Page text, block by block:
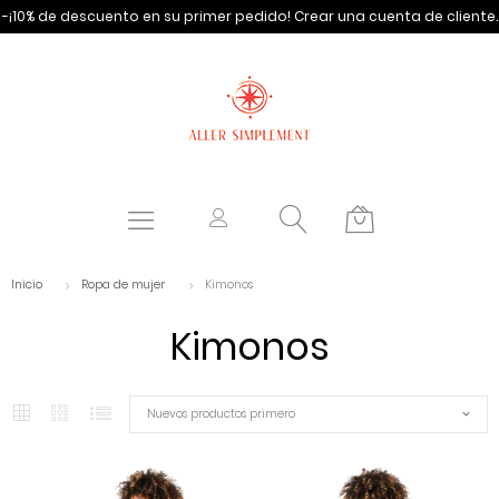
-¡10% de descuento en su primer pedido! Crear una cuenta de cliente.
Inicio Ropa de mujer Kimonos
Kimonos
Nuevos productos primero